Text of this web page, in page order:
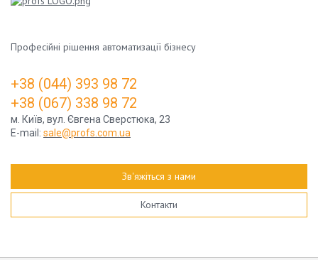
Професійні рішення автоматизації бізнесу
+38 (044) 393 98 72
+38 (067) 338 98 72
м. Київ, вул. Євгена Сверстюка, 23
E-mail: sale@profs.com.ua
Зв'яжіться з нами
Контакти